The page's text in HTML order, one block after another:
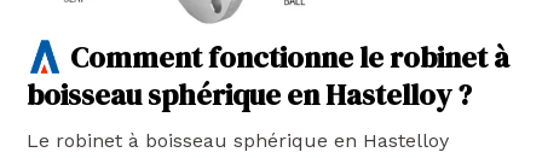
Comment fonctionne le robinet à
boisseau sphérique en Hastelloy ?
Le robinet à boisseau sphérique en Hastelloy